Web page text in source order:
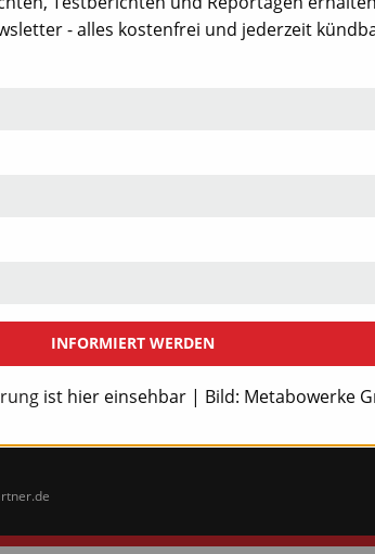
Außenanlagen- alles kostenfrei und jederzeit
INFORMIERT WERDEN
ist hier einsehbar | Bild: Metabowerke